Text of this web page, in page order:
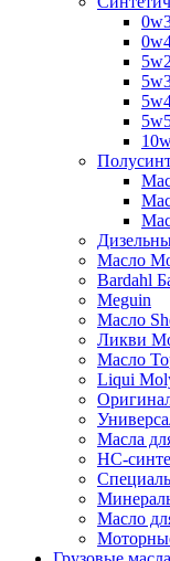
Масло
Bardahl
Meguin
Масло
Ликви
Масло
Liqui
Масла
HC-
Масло